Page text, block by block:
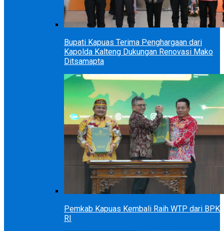
Bupati Kapuas Terima Penghargaan dari
Kapolda Kalteng Dukungan Renovasi Mako
Ditsamapta
Pemkab Kapuas Kembali Raih WTP dari BPK
RI